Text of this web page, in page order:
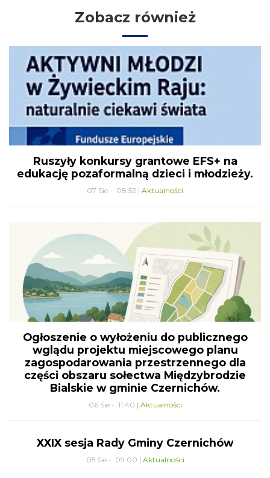
Zobacz również
Ruszyły konkursy grantowe EFS+ na
edukację pozaformalną dzieci i młodzieży.
07 Sie - 08:52 | Aktualności
Ogłoszenie o wyłożeniu do publicznego
wglądu projektu miejscowego planu
zagospodarowania przestrzennego dla
części obszaru sołectwa Międzybrodzie
Bialskie w gminie Czernichów.
06 Sie - 11:40 | Aktualności
XXIX sesja Rady Gminy Czernichów
05 Sie - 09:00 | Aktualności